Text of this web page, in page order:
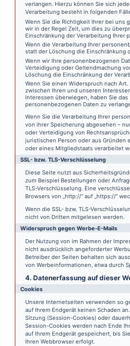
verlangen. Hierzu können Sie sich
Verarbeitung besteht in folgenden
Wenn Sie die Richtigkeit Ihrer bei
wir in der Regel Zeit, um dies zu
Einschränkung der Verarbeitung Ihrer
Wenn die Verarbeitung Ihrer
statt der Löschung die Einschränkung
Wenn wir Ihre personenbezogenen
Verteidigung oder Geltendmachung
Löschung die Einschränkung der
Wenn Sie einen Widerspruch nach
zwischen Ihren und unseren
Interessen überwiegen, haben Sie
personenbezogenen Daten zu
Wenn Sie die Verarbeitung Ihrer
von ihrer Speicherung abgesehen –
oder Verteidigung von
juristischen Person oder aus
oder eines Mitgliedstaats verarbeitet
SSL- bzw. TLS-Verschlüsselung
Diese Seite nutzt aus
zum Beispiel Bestellungen oder
TLS-Verschlüsselung. Eine
Browsers von „http://“ auf „https://“
Wenn die SSL- bzw. TLS-
nicht von Dritten mitgelesen werden.
Widerspruch gegen Werbe-E-Mails
Der Nutzung von im Rahmen der
nicht ausdrücklich angeforderter
Betreiber der Seiten behalten sich
von Werbeinformationen, etwa durch
4. Datenerfassung auf dieser
Cookies
Unsere Internetseiten verwenden so
auf Ihrem Endgerät keinen Schaden
Sitzung (Session-Cookies) oder
Session-Cookies werden nach Ende
auf Ihrem Endgerät gespeichert, bis
Ihren Webbrowser erfolgt.